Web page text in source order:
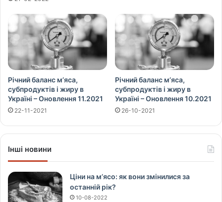
Річний баланс м’яса,
субпродуктів і жиру в
Україні – Оновлення 11.2021
22-11-2021
Річний баланс м’яса,
субпродуктів і жиру в
Україні – Оновлення 10.2021
26-10-2021
Інші новини
Ціни на м’ясо: як вони змінилися за
останній рік?
10-08-2022